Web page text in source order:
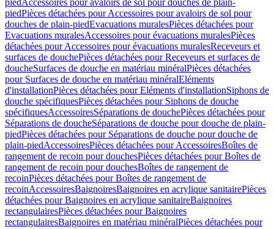
piedAccessoires pour avaloirs de sol pour douches de plain-
piedPièces détachées pour Accessoires pour avaloirs de sol pour
douches de plain-piedEvacuations muralesPièces détachées pour
Evacuations muralesAccessoires pour évacuations muralesPièces
détachées pour Accessoires pour évacuations muralesReceveurs et
surfaces de douchePièces détachées pour Receveurs et surfaces de
doucheSurfaces de douche en matériau minéralPièces détachées
pour Surfaces de douche en matériau minéralEléments
d'installationPièces détachées pour Eléments d'installationSiphons de
douche spécifiquesPièces détachées pour Siphons de douche
spécifiquesAccessoiresSéparations de douchePièces détachées pour
Séparations de doucheSéparations de douche pour douche de plain-
piedPièces détachées pour Séparations de douche pour douche de
plain-piedAccessoiresPièces détachées pour AccessoiresBoîtes de
rangement de recoin pour douchesPièces détachées pour Boîtes de
rangement de recoin pour douchesBoîtes de rangement de
recoinPièces détachées pour Boîtes de rangement de
recoinAccessoiresBaignoiresBaignoires en acrylique sanitairePièces
détachées pour Baignoires en acrylique sanitaireBaignoires
rectangulairesPièces détachées pour Baignoires
rectangulairesBaignoires en matériau minéralPièces détachées pour